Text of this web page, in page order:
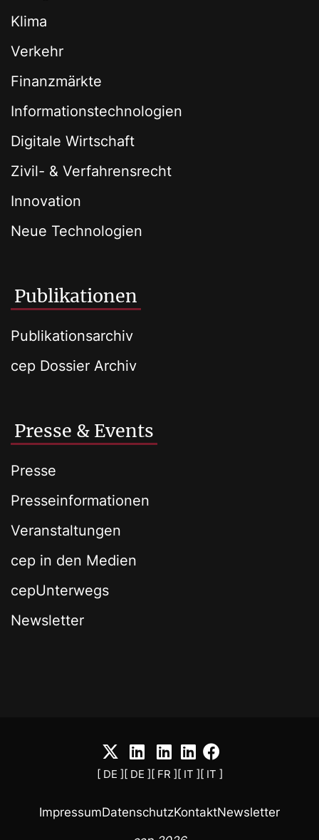
Klima
Verkehr
Finanzmärkte
Informationstechnologien
Digitale Wirtschaft
Zivil- & Verfahrensrecht
Innovation
Neue Technologien
Publikationen
Publikationsarchiv
cep Dossier Archiv
Presse & Events
Presse
Presseinformationen
Veranstaltungen
cep in den Medien
cepUnterwegs
Newsletter
[ DE ] [ DE ] [ FR ] [ IT ] [ IT ]
ImpressumDatenschutzKontaktNewsletter